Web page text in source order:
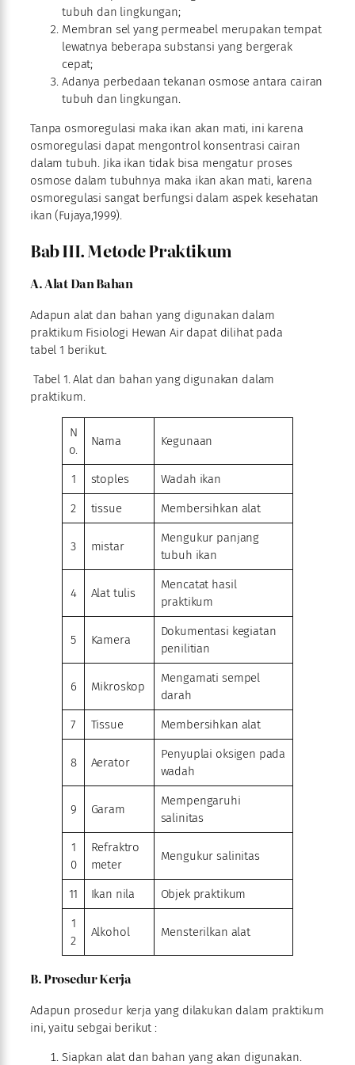
tubuh dan lingkungan;
Membran sel yang permeabel merupakan tempat
lewatnya beberapa substansi yang bergerak
cepat;
Adanya perbedaan tekanan osmose antara cairan
tubuh dan lingkungan.
Tanpa osmoregulasi maka ikan akan mati, ini karena
osmoregulasi dapat mengontrol konsentrasi cairan
dalam tubuh. Jika ikan tidak bisa mengatur proses
osmose dalam tubuhnya maka ikan akan mati, karena
osmoregulasi sangat berfungsi dalam aspek kesehatan
ikan (Fujaya,1999).
Bab III. Metode Praktikum
A. Alat Dan Bahan
Adapun alat dan bahan yang digunakan dalam
praktikum Fisiologi Hewan Air dapat dilihat pada
tabel 1 berikut.
Tabel 1. Alat dan bahan yang digunakan dalam
praktikum.
N
o.
Nama Kegunaan
1 stoples Wadah ikan
2 tissue Membersihkan alat
3 mistar
Mengukur panjang
tubuh ikan
4 Alat tulis
Mencatat hasil
praktikum
5 Kamera
Dokumentasi kegiatan
penilitian
6 Mikroskop
Mengamati sempel
darah
7 Tissue Membersihkan alat
8 Aerator
Penyuplai oksigen pada
wadah
9 Garam
Mempengaruhi
salinitas
1
0
Refraktro
meter
Mengukur salinitas
11 Ikan nila Objek praktikum
1
2
Alkohol Mensterilkan alat
B. Prosedur Kerja
Adapun prosedur kerja yang dilakukan dalam praktikum
ini, yaitu sebgai berikut :
Siapkan alat dan bahan yang akan digunakan.